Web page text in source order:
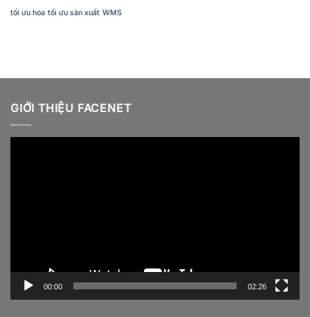
tối ưu hóa tối ưu sản xuất WMS
GIỚI THIỆU FACENET
00:00 02:26